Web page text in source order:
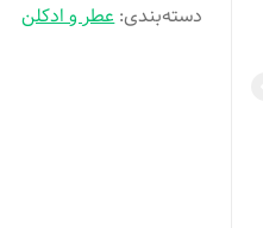
دسته‌بندی:عطر و ادکلن